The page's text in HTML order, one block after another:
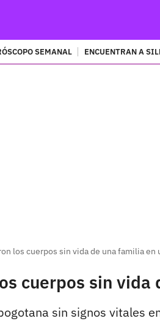
SEMANAL ENCUENTRAN A
los cuerpos sin vida de una familia en
cuerpos sin
sin signos vitales